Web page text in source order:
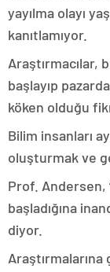
yayılma olayı
kanıtlamıyor.
Araştırmacılar,
başlayıp
köken olduğu
Bilim insanları
oluşturmak ve
Prof. Andersen,
başladığına
diyor.